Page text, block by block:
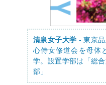
清泉女子大学 - 東京
心侍女修道会を母体
学。設置学部は「総
部」